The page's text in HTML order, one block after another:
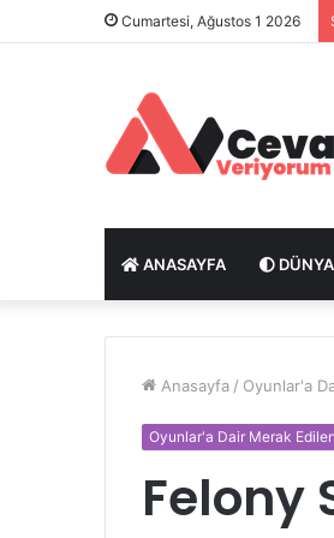
Cumartesi, Ağustos 1 2026
ANASAYFA DÜNYA
Anasayfa / Oyunlar'a
Oyunlar'a Dair Merak
Felony